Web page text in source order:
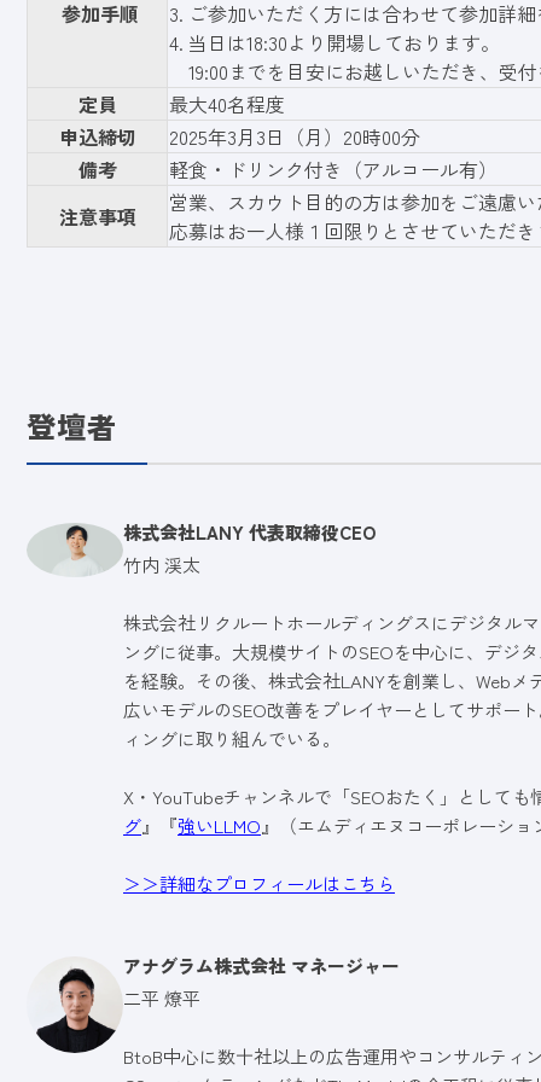
参加手順
3. ご参加いただく方には合わせて参加詳
4. 当日は18:30より開場しております。
19:00までを目安にお越しいただき、受
定員
最大40名程度
申込締切
2025年3月3日（月）20時00分
備考
軽食・ドリンク付き（アルコール有）
注意事項
営業、スカウト目的の方は参加をご遠慮
応募はお一人様１回限りとさせていただ
登壇者
株式会社LANY 代表取締役CEO
竹内 渓太
株式会社リクルートホールディングスにデジタル
ングに従事。大規模サイトのSEOを中心に、デジ
を経験。その後、株式会社LANYを創業し、Web
広いモデルのSEO改善をプレイヤーとしてサポー
ィングに取り組んでいる。
X・YouTubeチャンネルで「SEOおたく」としても
グ』『強いLLMO 』（エムディエヌコーポレーショ
＞＞詳細なプロフィールはこちら
アナグラム株式会社 マネージャー
二平 燎平
BtoB中心に数十社以上の広告運用やコンサルティ